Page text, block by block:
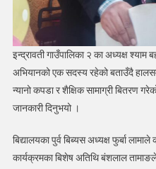
इन्द्रावती गाउँपालिका २ का अध्यक्ष श्याम
अभियानको एक सदस्य रहेको बताउँदै
न्यानो कपडा र शैक्षिक सामाग्री बितरण
जानकारी दिनुभयो ।
बिद्यालयका पुर्व बिब्यस अध्यक्ष फुर्बा
कार्यक्रमका बिशेष अतिथि बंशलाल